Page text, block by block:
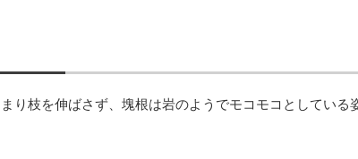
り枝を伸ばさず、塊根は岩のようでモコモコとしている